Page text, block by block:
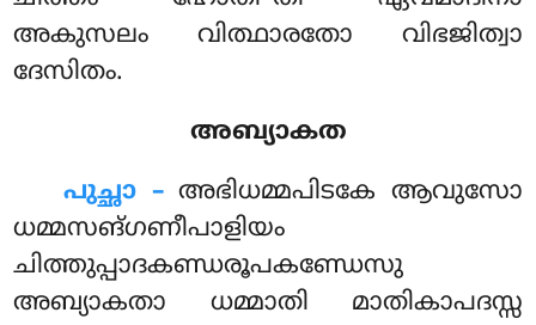
അകുസലം വിത്ഥാരതോ വിഭജിത്വാ
ദേസിതം.
അബ്യാകത
പുച്ഛാ –അഭിധമ്മപിടകേ ആവുസോ
ധമ്മസങ്ഗണീപാളിയം
ചിത്തുപ്പാദകണ്ഡരൂപകണ്ഡേസു
അബ്യാകതാ ധമ്മാതി മാതികാപദസ്സ